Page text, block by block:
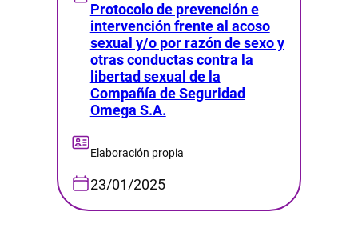
Protocolo de prevención e
intervención frente al acoso
sexual y/o por razón de sexo y
otras conductas contra la
libertad sexual de la
Compañía de Seguridad
Omega S.A.
Elaboración propia
23/01/2025